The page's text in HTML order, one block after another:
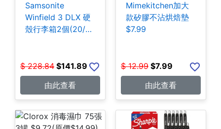
Samsonite
Winfield 3 DLX 硬
殼行李箱2個(20/25
$ 228.84 $141.89
由此查看
Mimekitchen加大
款矽膠不沾烘焙墊
$7.99
$ 12.99 $7.99
由此查看